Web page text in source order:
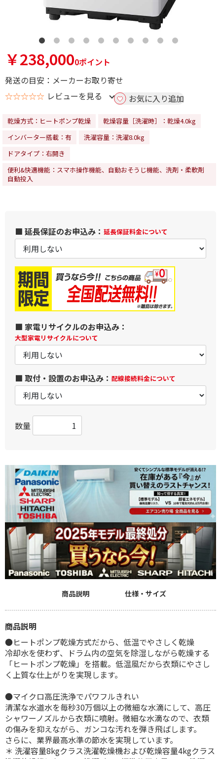
￥238,0000ポイント
発送の目安：メーカーお取り寄せ
☆☆☆☆☆ レビューを見る お気に入り追加
乾燥方式：ヒートポンプ乾燥
乾燥容量［洗濯時］：乾燥4.0kg
インバーター搭載：有
洗濯容量：洗濯8.0kg
ドアタイプ：右開き
便利&快適機能：スマホ操作機能、自動おそうじ機能、洗剤・柔軟剤
自動投入
■ 延長保証のお申込み： 延長保証料金について
■ 家電リサイクルのお申込み：
大型家電リサイクルについて
■ 取付・設置のお申込み： 配線接続料金について
数量
商品説明 仕様・サイズ
商品説明
●ヒートポンプ乾燥方式だから、低温でやさしく乾燥
冷却水を使わず、ドラム内の空気を除湿しながら乾燥する
「ヒートポンプ乾燥」を搭載。低温風だから衣類にやさし
く上質な仕上がりを実現します。
●マイクロ高圧洗浄でパワフルきれい
清潔な水道水を毎秒30万個以上の微細な水滴にして、高圧
シャワーノズルから衣類に噴射。微細な水滴なので、衣類
の傷みを抑えながら、ガンコな汚れを弾き飛ばします。
さらに、業界最高水準の節水を実現しています。
＊ 洗濯容量8kgクラス洗濯乾燥機および乾燥容量4kgクラス